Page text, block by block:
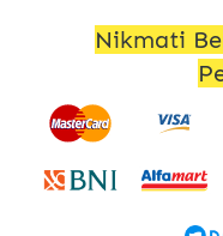
Nikmati